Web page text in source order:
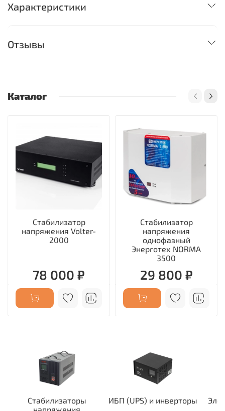
Характеристики
Отзывы
Каталог
Стабилизатор
напряжения Volter-
2000
78 000 ₽
Стабилизатор
напряжения
однофазный
Энерготех NORMA
3500
29 800 ₽
Стабилизаторы
ИБП (UPS) и инверторы